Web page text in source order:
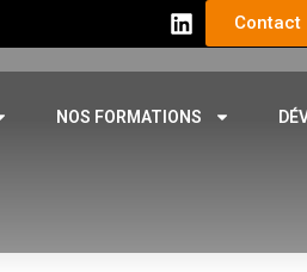
Contact
NOS FORMATIONS